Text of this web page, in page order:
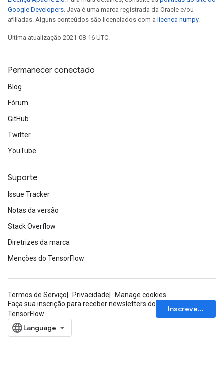
Google Developers. Java é uma marca registrada da Oracle e/ou
afiliadas. Alguns conteúdos são licenciados com a licença numpy.
Última atualização 2021-08-16 UTC.
Permanecer conectado
Blog
Fórum
GitHub
Twitter
YouTube
Suporte
Issue Tracker
Notas da versão
Stack Overflow
Diretrizes da marca
Menções do TensorFlow
Termos de Serviço Privacidade
Manage cookies
Faça sua inscrição para receber newsletters do
TensorFlow
Inscrever-se